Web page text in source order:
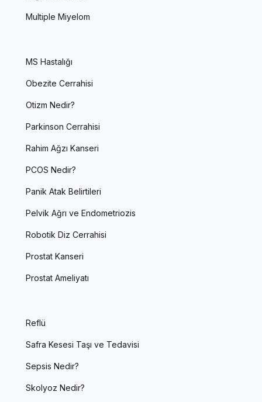
Multiple Miyelom
MS Hastalığı
Obezite Cerrahisi
Otizm Nedir?
Parkinson Cerrahisi
Rahim Ağzı Kanseri
PCOS Nedir?
Panik Atak Belirtileri
Pelvik Ağrı ve Endometriozis
Robotik Diz Cerrahisi
Prostat Kanseri
Prostat Ameliyatı
Reflü
Safra Kesesi Taşı ve Tedavisi
Sepsis Nedir?
Skolyoz Nedir?